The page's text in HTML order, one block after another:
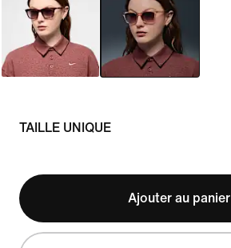
TAILLE UNIQUE
Ajouter au panier